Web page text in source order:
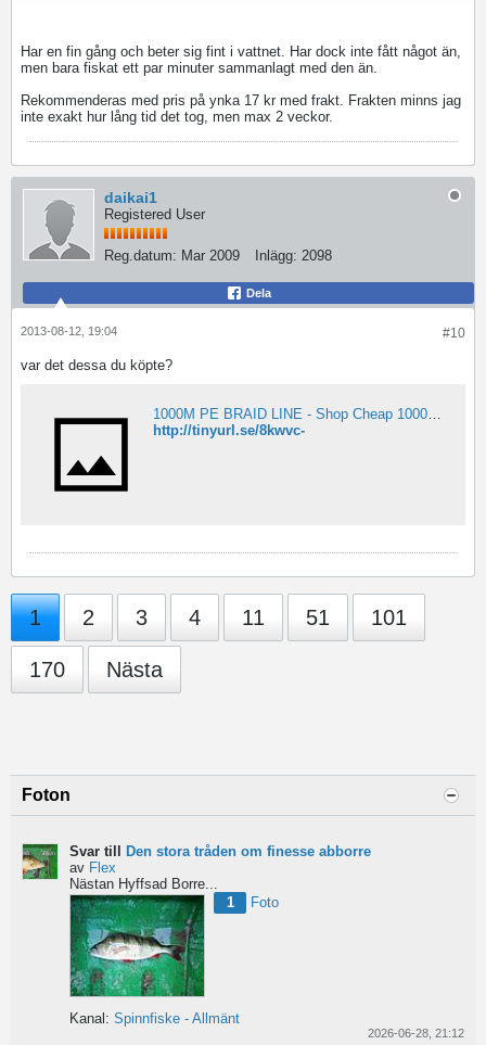
Har en fin gång och beter sig fint i vattnet. Har dock inte fått något än,
men bara fiskat ett par minuter sammanlagt med den än.
Rekommenderas med pris på ynka 17 kr med frakt. Frakten minns jag
inte exakt hur lång tid det tog, men max 2 veckor.
daikai1
Registered User
Reg.datum: Mar 2009 Inlägg: 2098
Dela
#10
2013-08-12, 19:04
var det dessa du köpte?
1000M PE BRAID LINE - Shop Cheap 1000M PE BRAID LINE from China 1000M PE BRAID LINE Suppliers at Mumujiuri Fishing's store on Aliexpress.com
http://tinyurl.se/8kwvc-
1 2 3 4 11 51 101
170 Nästa
Foton
Svar till
Den stora tråden om finesse abborre
av Flex
Nästan Hyffsad Borre...
1
Foto
Kanal: Spinnfiske - Allmänt
2026-06-28, 21:12